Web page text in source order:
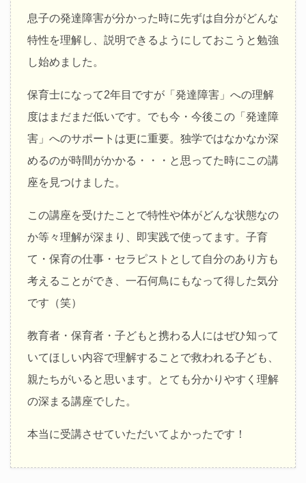
息子の発達障害が分かった時に先ずは自分がどんな
特性を理解し、説明できるようにしておこうと勉強
し始めました。
保育士になって2年目ですが「発達障害」への理解
度はまだまだ低いです。でも今・今後この「発達障
害」へのサポートは更に重要。独学ではなかなか深
めるのが時間がかかる・・・と思ってた時にこの講
座を見つけました。
この講座を受けたことで特性や体がどんな状態なの
か等々理解が深まり、即実践で使ってます。子育
て・保育の仕事・セラピストとして自分のあり方も
考えることができ、一石何鳥にもなって得した気分
です（笑）
教育者・保育者・子どもと携わる人にはぜひ知って
いてほしい内容で理解することで救われる子ども、
親たちがいると思います。とても分かりやすく理解
の深まる講座でした。
本当に受講させていただいてよかったです！